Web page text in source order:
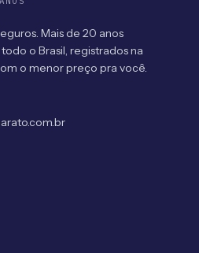
Mais de 20 anos
o Brasil, registrados na
o menor preço pra você.